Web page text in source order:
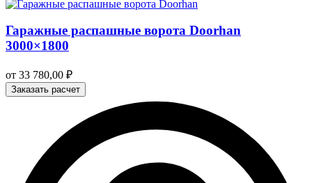
Гаражные распашные ворота Doorhan
3000×1800
от 33 780,00 ₽
Заказать расчет